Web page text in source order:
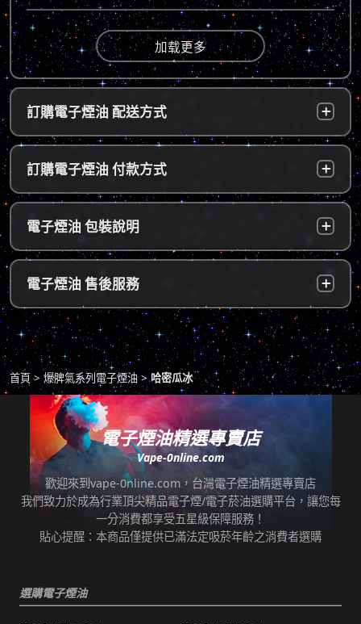
加载更多
訂購電子煙油 配送方式
台灣本島：
a. 黑貓宅配：訂單成立後，24小時內寄出，2
～5個工作天內可送達指定地址。
b. 7-11便利店：訂單成立後，24小時內寄出，
2～5個工作天內可送達指定便利店。（ 如遇休
延。遇異常出貨情況，將另外通知您）。
*提示1：線上支付成功並至便利店取貨者須核
對證件，取貨人必須是商品託運單上的收件
人，收件人請勿使用暱稱、假名以免無法順利
取貨。
*提示2：至便利店付款並取貨者，請確認您提
交訂單時的暱稱與包裹是否一致，順利付款後
即可取貨。
*提示3：使用超商到店未取貨者，或會影響
「超商取貨信用」而導致無法再次使用超商取
貨服務，請顧客及時前往取貨。
任何運輸配送方式皆有發生延誤之可能，我們
保證訂單成立後會在24小時內出貨，但無法保
證物流配送零機率延遲。
統更新時間，會有所出入）
訂購電子煙油 付款方式
貨到付款：
使用貨到付款方式只需於配達貨物時，將訂單
款項以新台幣現金的方式繳款，即可完成付
款。
超商付款：
訂單送達門市後，會寄送簡訊通知取貨，請至
超商告知門市人員您訂購時所填寫的聯絡電話
後三碼，並付款取貨。
電子煙油 包裝說明
隱密包裝：
由於台灣法律政策原因，包裝上不會註明內容
物，謝謝理解。
電子煙油 售後服務
退換貨原則 包裹拆封請全程錄影，已確保雙方權益。
商品若有任何瑕疵問題，請拍照/錄影並聯絡本
站客服，以利於退/換貨保固處理。
七天鑑賞期內有任何非人為問題，可免費退/換
貨。超過七天鑑賞期後若要退/換全新未拆封非
瑕疵商品，將收取總金額的20%服務費，並需
自行承擔來回運費。
本站所有商品在運送途中均有可能因為壓力改
變而造成滲漏問題，如發現滲漏，請拍照/錄影
並聯絡客服進行免費退換。有其他疑慮請聯絡
客服。
首頁 爆脾氣系列電子煙油 哈密瓜冰
電子煙油精選專賣店
Vape-0nline.com
歡迎來到vape-0nline.com，台灣電子煙油精選專賣店
我們致力於成為行業頂尖精品電子煙/電子菸油選購平台，讓您每
一分消費都享受五星級保障服務！
貼心提醒：本商品僅提供已滿法定吸菸年齡之消費者選購
選購電子煙油